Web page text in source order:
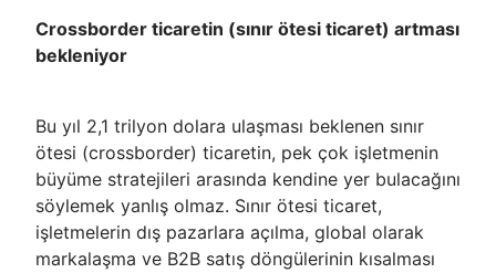
Crossborder ticaretin (sınır ötesi ticaret) artması
bekleniyor
Bu yıl 2,1 trilyon dolara ulaşması beklenen sınır
ötesi (crossborder) ticaretin, pek çok işletmenin
büyüme stratejileri arasında kendine yer bulacağını
söylemek yanlış olmaz. Sınır ötesi ticaret,
işletmelerin dış pazarlara açılma, global olarak
markalaşma ve B2B satış döngülerinin kısalması